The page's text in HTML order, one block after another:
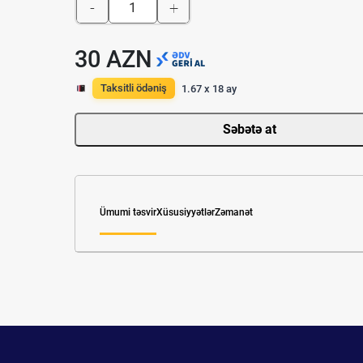
- +
30 AZN
Taksitli ödəniş 1.67 x 18 ay
Səbətə at
Ümumi təsvirXüsusiyyətlərZəmanət